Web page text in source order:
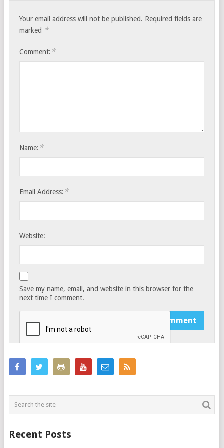
Your email address will not be published. Required fields are
marked *
Comment: *
Name: *
Email Address: *
Website:
Save my name, email, and website in this browser for the
next time I comment.
Recent Posts